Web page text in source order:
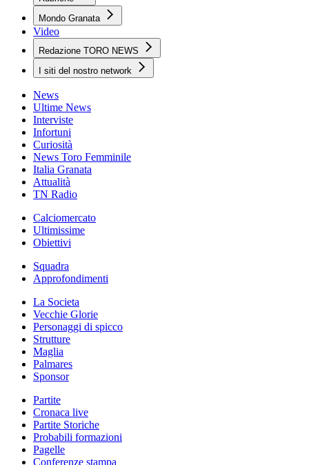
Mondo Granata
Video
Redazione TORO NEWS
I siti del nostro network
News
Ultime News
Interviste
Infortuni
Curiosità
News Toro Femminile
Italia Granata
Attualità
TN Radio
Calciomercato
Ultimissime
Obiettivi
Squadra
Approfondimenti
La Societa
Vecchie Glorie
Personaggi di spicco
Strutture
Maglia
Palmares
Sponsor
Partite
Cronaca live
Partite Storiche
Probabili formazioni
Pagelle
Conferenze stampa